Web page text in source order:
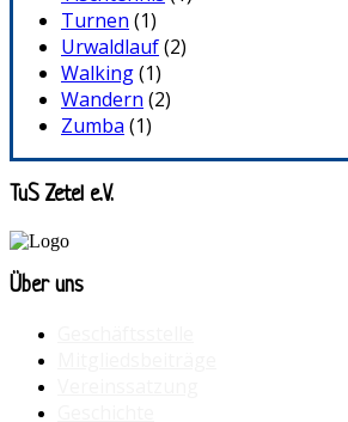
Turnen (1)
Urwaldlauf(2)
Walking(1)
Wandern (2)
Zumba (1)
TuS Zetel e.V.
Über uns